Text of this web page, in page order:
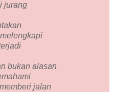
jurang
bukan alasan
jalan